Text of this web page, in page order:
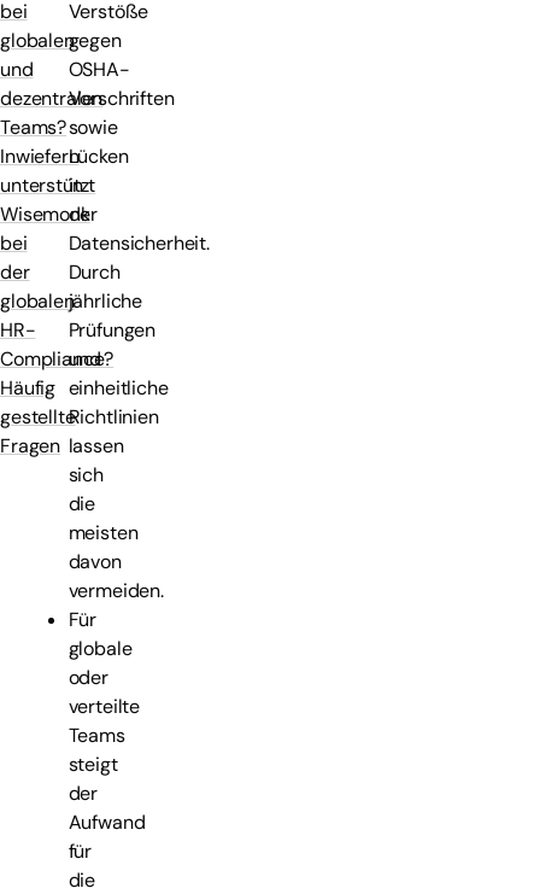
bei
globalen
und
dezentralen
Teams?
Inwiefern
unterstützt
Wisemonk
bei
der
globalen
HR-
Compliance?
Häufig
gestellte
Fragen
Verstöße
gegen
OSHA-
Vorschriften
sowie
Lücken
in
der
Datensicherheit.
Durch
jährliche
Prüfungen
und
einheitliche
Richtlinien
lassen
sich
die
meisten
davon
vermeiden.
Für
globale
oder
verteilte
Teams
steigt
der
Aufwand
für
die